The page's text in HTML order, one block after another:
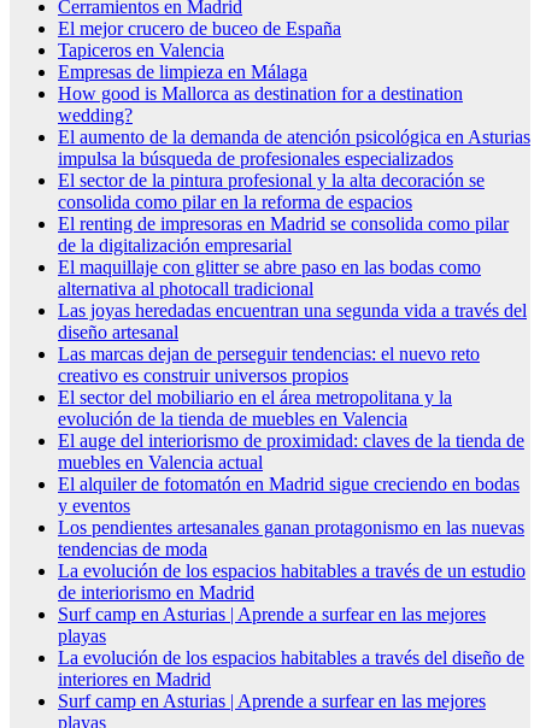
Cerramientos en Madrid
El mejor crucero de buceo de España
Tapiceros en Valencia
Empresas de limpieza en Málaga
How good is Mallorca as destination for a destination
wedding?
El aumento de la demanda de atención psicológica en Asturias
impulsa la búsqueda de profesionales especializados
El sector de la pintura profesional y la alta decoración se
consolida como pilar en la reforma de espacios
El renting de impresoras en Madrid se consolida como pilar
de la digitalización empresarial
El maquillaje con glitter se abre paso en las bodas como
alternativa al photocall tradicional
Las joyas heredadas encuentran una segunda vida a través del
diseño artesanal
Las marcas dejan de perseguir tendencias: el nuevo reto
creativo es construir universos propios
El sector del mobiliario en el área metropolitana y la
evolución de la tienda de muebles en Valencia
El auge del interiorismo de proximidad: claves de la tienda de
muebles en Valencia actual
El alquiler de fotomatón en Madrid sigue creciendo en bodas
y eventos
Los pendientes artesanales ganan protagonismo en las nuevas
tendencias de moda
La evolución de los espacios habitables a través de un estudio
de interiorismo en Madrid
Surf camp en Asturias | Aprende a surfear en las mejores
playas
La evolución de los espacios habitables a través del diseño de
interiores en Madrid
Surf camp en Asturias | Aprende a surfear en las mejores
playas